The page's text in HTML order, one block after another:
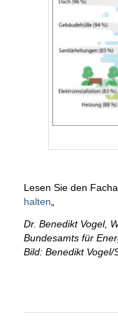
Lesen Sie den
halten
Dr. Benedikt Vogel,
Bundesamts für
Bild: Benedikt Vogel/